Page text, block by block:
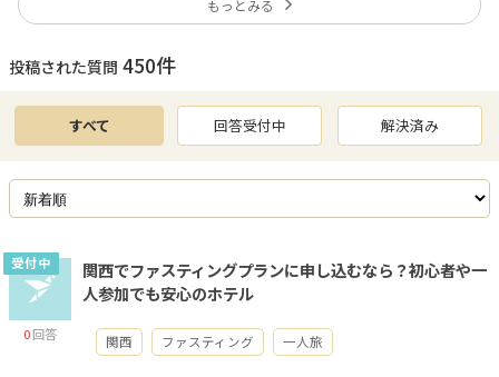
もっとみる
投稿された質問 450件
すべて 回答受付中 解決済み
受付中
0回答
関西でファスティングプランに申し込むなら？初心者や一
人参加でも安心のホテル
関西 ファスティング 一人旅